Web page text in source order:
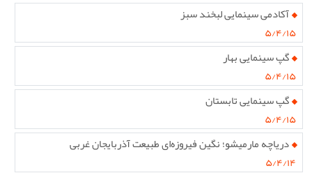
آکادمی سینمایی لبخند سبز
۵/۴/۱۵
گپ سینمایی بهار
۵/۴/۱۵
گپ سینمایی تابستان
۵/۴/۱۵
دریاچه مارمیشو؛ نگین فیروزه‌ای طبیعت آذربایجان غربی
۵/۴/۱۴